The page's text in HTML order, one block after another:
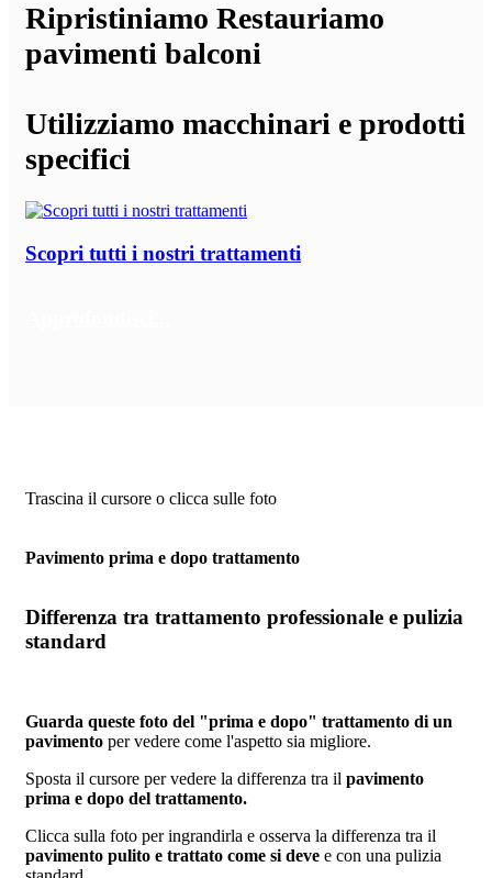
Ripristiniamo Restauriamo
pavimenti balconi
Utilizziamo macchinari e prodotti
specifici
Scopri tutti i nostri trattamenti
Trascina il cursore o clicca sulle foto
Pavimento prima e dopo trattamento
Differenza tra trattamento professionale e pulizia
standard
Guarda queste foto del "prima e dopo" trattamento di un
pavimento per vedere come l'aspetto sia migliore.
Sposta il cursore per vedere la differenza tra il pavimento
prima e dopo del trattamento.
Clicca sulla foto per ingrandirla e osserva la differenza tra il
pavimento pulito e trattato come si deve e con una pulizia